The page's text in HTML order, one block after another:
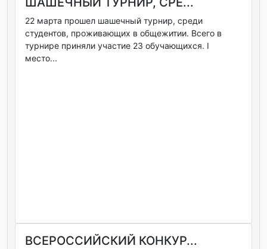
22 марта прошел шашечный турнир, среди
студентов, проживающих в общежитии. Всего в
турнире приняли участие 23 обучающихся. I
место...
ВСЕРОССИЙСКИЙ КОНКУР...